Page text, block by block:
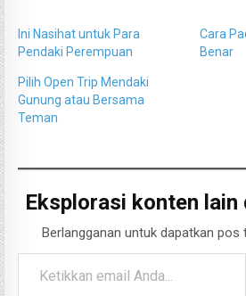
Ini Nasihat untuk Para
Pendaki Perempuan
Cara
Benar
Pilih Open Trip Mendaki
Gunung atau Bersama
Teman
Eksplorasi konten
Berlangganan untuk dapatkan pos
Ketikkan email Anda...